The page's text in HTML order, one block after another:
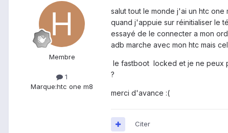
Membre
1
Marque:htc one m8
salut tout le monde j'ai un htc
quand j'appuie sur réinitialiser le
essayé de le connecter a mon
adb marche avec mon htc mais
le fastboot locked et je ne peux
?
merci d'avance :(
Citer